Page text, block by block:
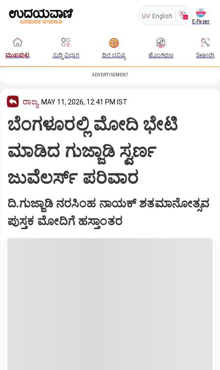
UV English
E-Paper
ಮುಖಪುಟ ಸುದ್ದಿ ವಿಭಾಗ ದಿನ ಭವಿಷ್ಯ ಹೊಂಗಿರಣ Search
ADVERTISEMENT
ರಾಜ್ಯ MAY 11, 2026, 12:41 PM IST
ಬೆಂಗಳೂರಲ್ಲಿ ಮೋದಿ ಭೇಟಿ
ಮಾಡಿದ ಗುಜ್ಜಾಡಿ ಸ್ವರ್ಣ
ಜುವೆಲರ್ಸ್‌ ಪರಿವಾರ
ದಿ.ಗುಜ್ಜಾಡಿ ನರಸಿಂಹ ನಾಯಕ್‌ ಶತಮಾನೋತ್ಸವ
ಪುಸ್ತಕ ಮೋದಿಗೆ ಹಸ್ತಾಂತರ